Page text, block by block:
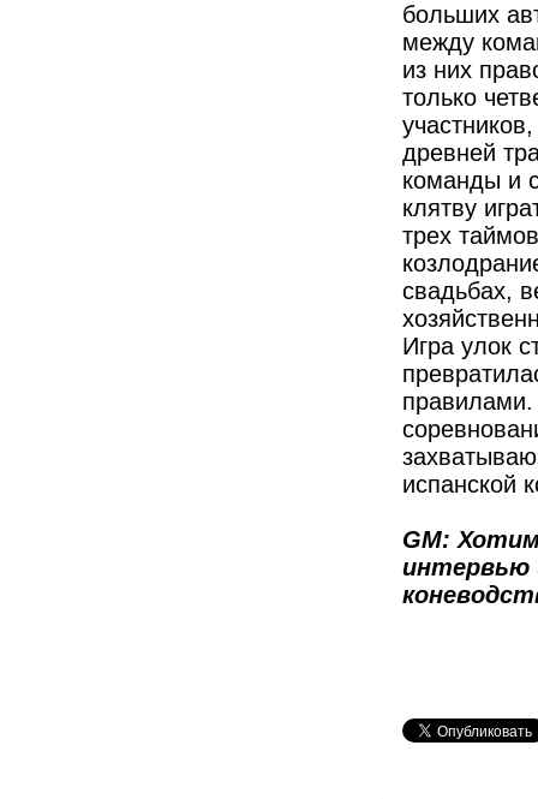
больших
между
из них
только
древней
команды и
клятву
трех
свадьбах,
Игра улок
испанской
GM:
интервью